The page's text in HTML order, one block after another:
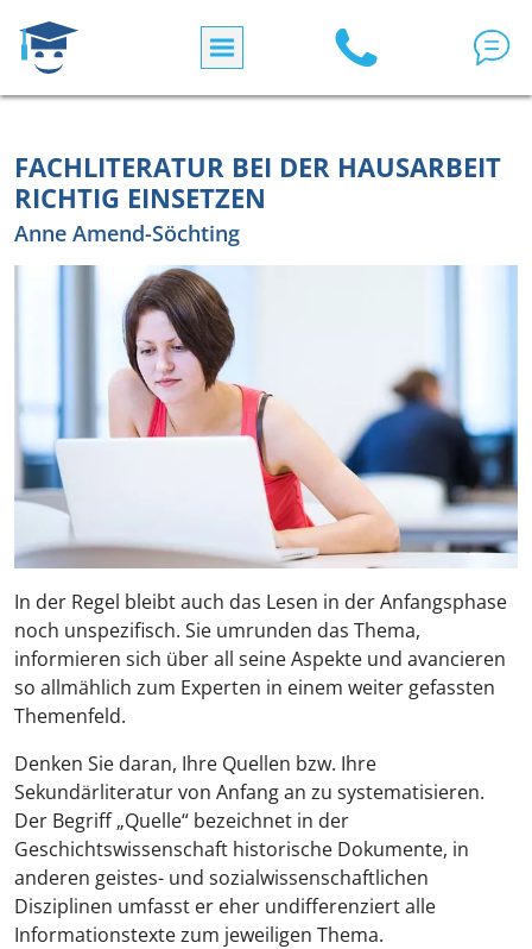
FACHLITERATUR BEI DER HAUSARBEIT
RICHTIG EINSETZEN
Anne Amend-Söchting
In der Regel bleibt auch das Lesen in der Anfangsphase
noch unspezifisch. Sie umrunden das Thema,
informieren sich über all seine Aspekte und avancieren
so allmählich zum Experten in einem weiter gefassten
Themenfeld.
Denken Sie daran, Ihre Quellen bzw. Ihre
Sekundärliteratur von Anfang an zu systematisieren.
Der Begriff „Quelle“ bezeichnet in der
Geschichtswissenschaft historische Dokumente, in
anderen geistes- und sozialwissenschaftlichen
Disziplinen umfasst er eher undifferenziert alle
Informationstexte zum jeweiligen Thema.